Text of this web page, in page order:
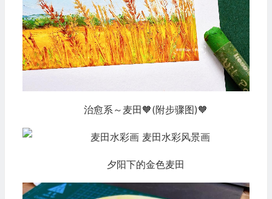
治愈系～麦田🧡(附步骤图)🧡
夕阳下的金色麦田